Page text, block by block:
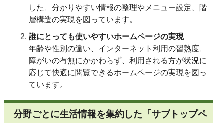
した、分かりやすい情報の整理やメニュー設定、階
層構造の実現を図っています。
誰にとっても使いやすいホームページの実現
年齢や性別の違い、インターネット利用の習熟度、
障がいの有無にかかわらず、利用される方が状況に
応じて快適に閲覧できるホームページの実現を図っ
ています。
分野ごとに生活情報を集約した「サブトップペ